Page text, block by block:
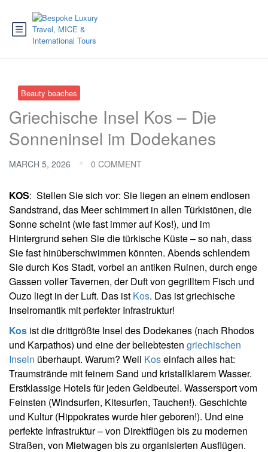
Beauty beaches
Griechische Insel Kos – Die
Sonneninsel im Dodekanes
MARCH 5, 2026 0 COMMENT
KOS: Stellen Sie sich vor: Sie liegen an einem endlosen
Sandstrand, das Meer schimmert in allen Türkistönen, die
Sonne scheint (wie fast immer auf Kos!), und im
Hintergrund sehen Sie die türkische Küste – so nah, dass
Sie fast hinüberschwimmen könnten. Abends schlendern
Sie durch Kos Stadt, vorbei an antiken Ruinen, durch enge
Gassen voller Tavernen, der Duft von gegrilltem Fisch und
Ouzo liegt in der Luft. Das ist Kos. Das ist griechische
Inselromantik mit perfekter Infrastruktur!
Kos ist die drittgrößte Insel des Dodekanes (nach Rhodos
und Karpathos) und eine der beliebtesten griechischen
Inseln überhaupt. Warum? Weil Koseinfach alles hat:
Traumstrände mit feinem Sand und kristallklarem Wasser.
Erstklassige Hotels für jeden Geldbeutel. Wassersport vom
Feinsten (Windsurfen, Kitesurfen, Tauchen!). Geschichte
und Kultur (Hippokrates wurde hier geboren!). Und eine
perfekte Infrastruktur – von Direktflügen bis zu modernen
Straßen, von Mietwagen bis zu organisierten Ausflügen.